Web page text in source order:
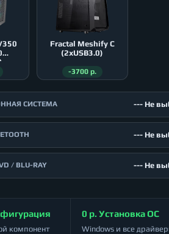
Fractal Meshify C
(2xUSB3.0)
-3700 р.
СИСТЕМА --- Не
--- Не
/ BLU-RAY --- Не
компонент
0 р. Установка ОС
Windows и все